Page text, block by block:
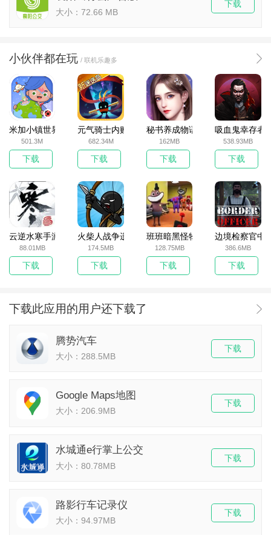
大小：72.66 MB
下载
小伙伴都在玩 / 联机乐趣多
米加小镇世界2025官方版
501.3M
下载
元气骑士内购破解版
682.34M
下载
秘书养成物语
162MB
下载
吸血鬼幸存者
538.93MB
下载
云逆水寒手游
88.01MB
下载
火柴人战争遗产无敌版
174.5MB
下载
班班暗黑怪物生存挑战5
128.75MB
下载
边境检察官中
386.6MB
下载
下载此应用的用户还下载了
腾势汽车
大小：288.5MB
下载
Google Maps地图
大小：206.9MB
下载
水城通e行掌上公交
大小：80.78MB
下载
路影行车记录仪
大小：94.97MB
下载